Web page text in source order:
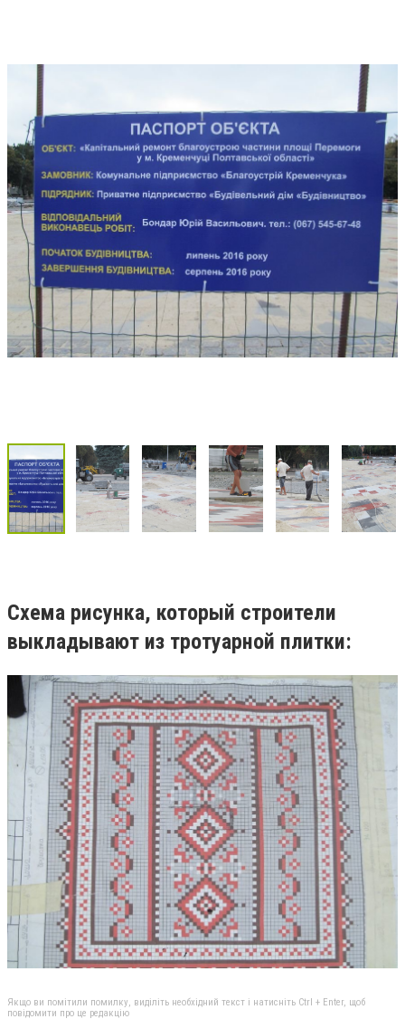
Схема рисунка, который строители
выкладывают из тротуарной плитки:
Якщо ви помітили помилку, виділіть необхідний текст і натисніть Ctrl + Enter, щоб
повідомити про це редакцію